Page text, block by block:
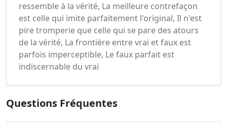
ressemble à la vérité, La meilleure contrefaçon
est celle qui imite parfaitement l'original, Il n'est
pire tromperie que celle qui se pare des atours
de la vérité, La frontière entre vrai et faux est
parfois imperceptible, Le faux parfait est
indiscernable du vrai
Questions Fréquentes